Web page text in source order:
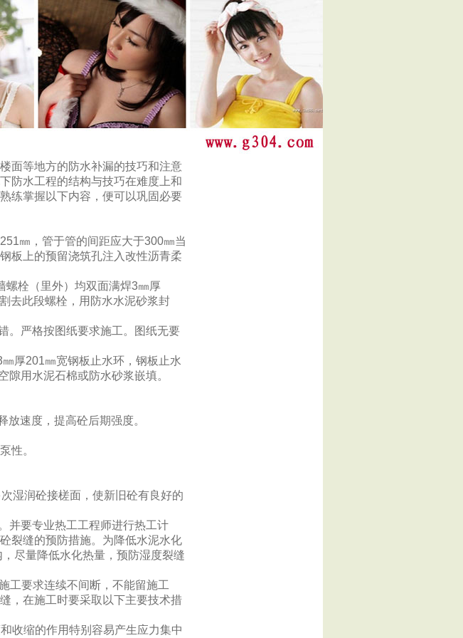
面等地方的防水补漏的技巧和注意
防水工程的结构与技巧在难度上和
练掌握以下内容，便可以巩固必要
㎜，管于管的间距应大于300㎜当
板上的预留浇筑孔注入改性沥青柔
螺栓（里外）均双面满焊3㎜厚
去此段螺栓，用防水水泥砂浆封
。严格按图纸要求施工。图纸无要
厚201㎜宽钢板止水环，钢板止水
用水泥石棉或防水砂浆嵌填。
速度，提高砼后期强度。
性。
湿润砼接槎面，使新旧砼有良好的
并要专业热工工程师进行热工计
裂缝的预防措施。为降低水泥水化
尽量降低水化热量，预防湿度裂缝
工要求连续不间断，不能留施工
，在施工时要采取以下主要技术措
收缩的作用特别容易产生应力集中